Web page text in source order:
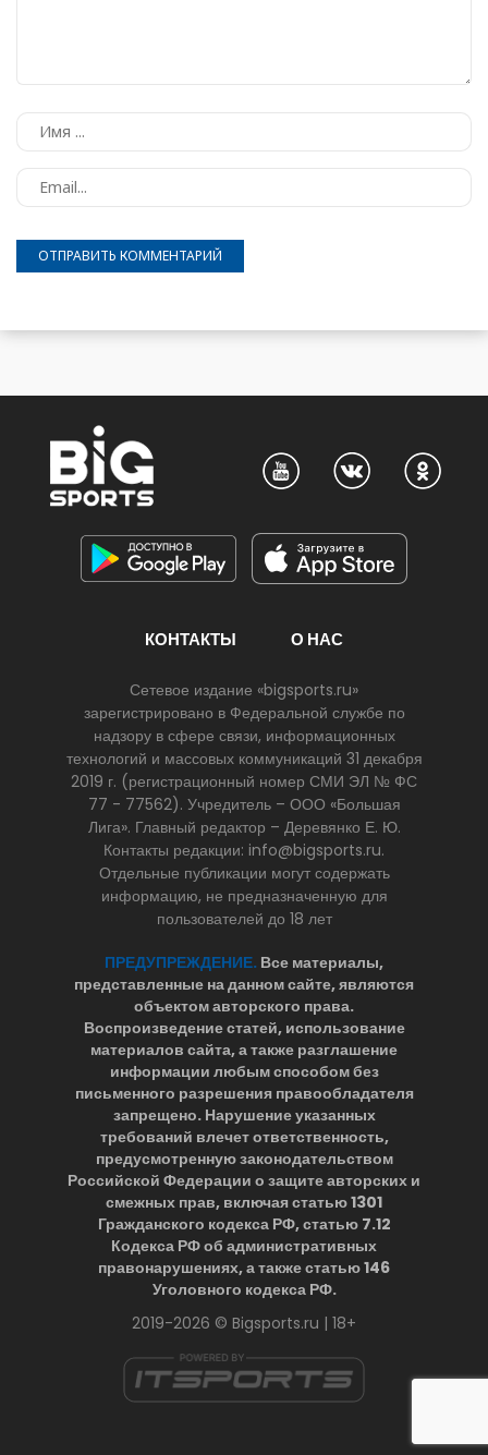
КОНТАКТЫ О НАС
Сетевое издание «bigsports.ru»
зарегистрировано в Федеральной службе по
надзору в сфере связи, информационных
технологий и массовых коммуникаций 31 декабря
2019 г. (регистрационный номер СМИ ЭЛ № ФС
77 - 77562). Учредитель – ООО «Большая
Лига». Главный редактор – Деревянко Е. Ю.
Контакты редакции: info@bigsports.ru.
Отдельные публикации могут содержать
информацию, не предназначенную для
пользователей до 18 лет
ПРЕДУПРЕЖДЕНИЕ. Все материалы,
представленные на данном сайте, являются
объектом авторского права.
Воспроизведение статей, использование
материалов сайта, а также разглашение
информации любым способом без
письменного разрешения правообладателя
запрещено. Нарушение указанных
требований влечет ответственность,
предусмотренную законодательством
Российской Федерации о защите авторских и
смежных прав, включая статью 1301
Гражданского кодекса РФ, статью 7.12
Кодекса РФ об административных
правонарушениях, а также статью 146
Уголовного кодекса РФ.
2019-2026 © Bigsports.ru | 18+